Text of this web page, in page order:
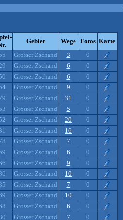
Gebiet Wege Fotos Karte
55 Grosser Zschand 3
0
Grosser Zschand 6
0
50 Grosser Zschand 6
0
54 Grosser Zschand 9
0
79 Grosser Zschand 31
0
53 Grosser Zschand 5
0
52 Grosser Zschand 20
0
Grosser Zschand 16
0
78 Grosser Zschand 7
0
59 Grosser Zschand 6
0
Grosser Zschand 9
0
Grosser Zschand 10
0
Grosser Zschand 7
0
Grosser Zschand 10
0
Grosser Zschand 6
0
Grosser Zschand 7
0